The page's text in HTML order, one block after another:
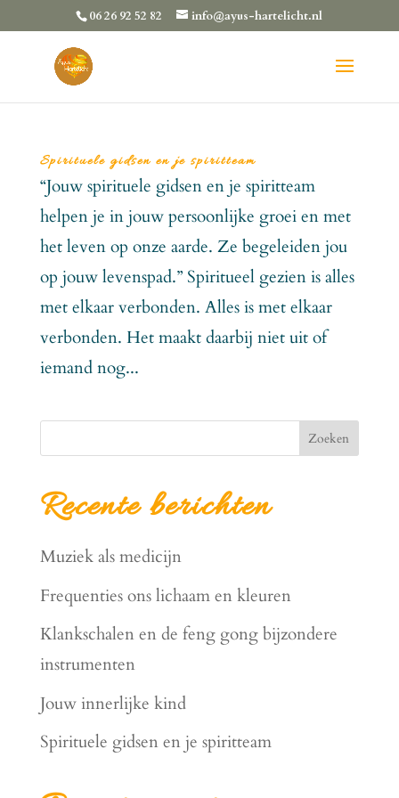
06 26 92 52 82 info@ayus-hartelicht.nl
Spirituele gidsen en je spiritteam
“Jouw spirituele gidsen en je spiritteam
helpen je in jouw persoonlijke groei en met
het leven op onze aarde. Ze begeleiden jou
op jouw levenspad.” Spiritueel gezien is alles
met elkaar verbonden. Alles is met elkaar
verbonden. Het maakt daarbij niet uit of
iemand nog...
Zoeken
Recente berichten
Muziek als medicijn
Frequenties ons lichaam en kleuren
Klankschalen en de feng gong bijzondere
instrumenten
Jouw innerlijke kind
Spirituele gidsen en je spiritteam